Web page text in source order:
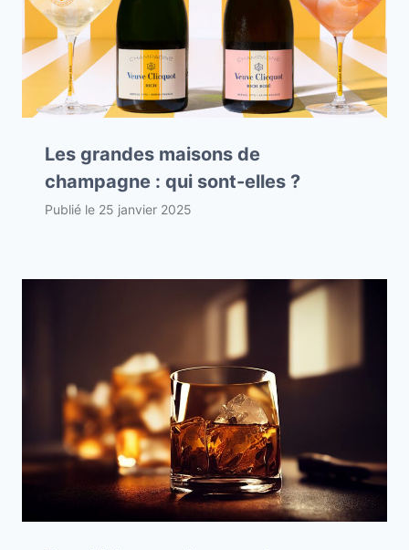
Les grandes maisons de
champagne : qui sont-elles ?
Publié le 25 janvier 2025